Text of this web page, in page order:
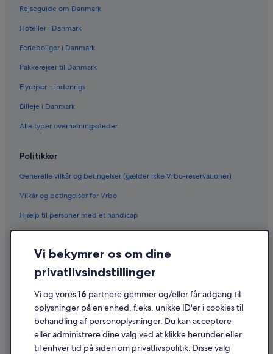
Rejseguide om Danmark
Hoteller i Danmark
Ferieboliger i Danmark
Pakkerejser til Danmark
Flyrejser – indenrigs
Billeje i Danmark
Alle typer overnatningssteder
Politikker
Generelle vilkår og betingelser (gælder ikke Vrbo-reservationer)
Vilkår og betingelser for Vrbo
Hjælp til personer med et handicap
Cookies
Generelle vilkår for brug
Juridiske oplysninger/Kontakt os
Retningslinjer for indhold og indberetning af indhold
Hjælp
Vi bekymrer os om dine
privatlivsindstillinger
Vi og vores16 partnere gemmer og/eller får adgang til
oplysninger på en enhed, f.eks. unikke ID'er i cookies til
behandling af personoplysninger. Du kan acceptere
eller administrere dine valg ved at klikke herunder eller
til enhver tid på siden om privatlivspolitik. Disse valg